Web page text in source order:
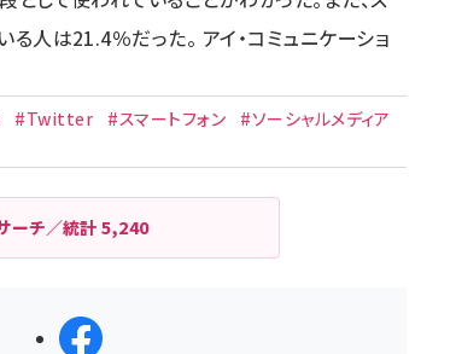
人は21.4％だった。 アイ・コミュニケーショ
#Twitter #スマートフォン
#ソーシャルメディア
ーチ／統計5,240
シェアする